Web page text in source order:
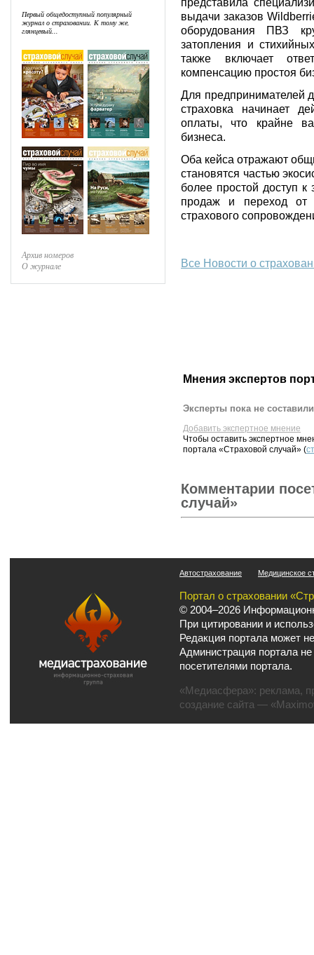
Первый общедоступный популярный
журнал о страховании. К тому же,
глянцевый...
Архив номеров
О журнале
представила
выдачи заказов
оборудования ПВЗ
затопления и
также включает
компенсацию простоя
Для предпринимателей
страховка начинает
оплаты, что крайне
бизнеса.
Оба кейса отражают
становятся частью
более простой доступ
продаж и переход от
страхового
Все Новости о
Мнения экспертов
Эксперты пока не
Добавить экспертное мнение
Чтобы оставить экспертное
портала «Страховой случай» (
Комментарии
случай»
Автострахование Медицинское
Портал о страховании
© 2004–2026
При цитировании и
Редакция портала может
Администрация портала
посетителями портала.
«Медиасфера»: реклама,
создание сайта —